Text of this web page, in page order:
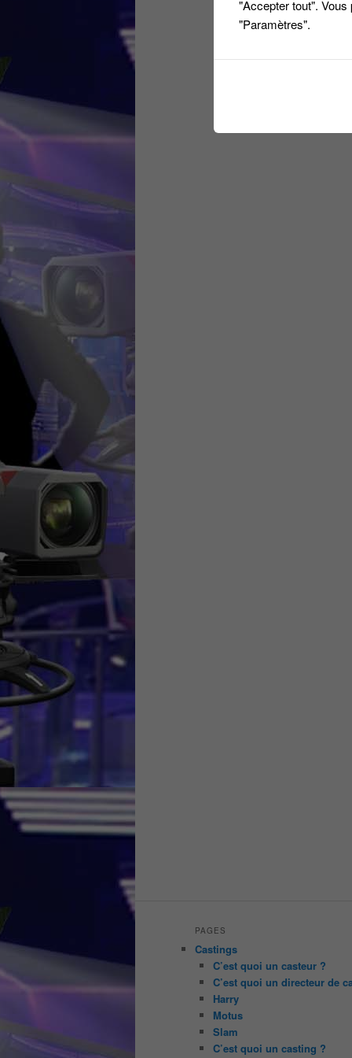
PAGES
Castings
C’est quoi un casteur ?
C’est quoi un directeur de
Harry
Motus
Slam
C’est quoi un casting ?
"Accepter tout".
"Paramètres".